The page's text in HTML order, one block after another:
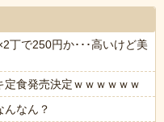
丁で250円か･･･高いけど美
定食発売決定ｗｗｗｗｗｗ
んなん？